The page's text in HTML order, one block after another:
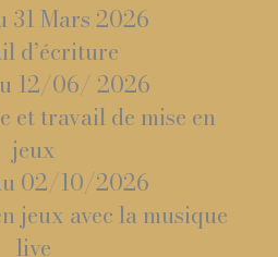
31 Mars 2026
d’écriture
12/06/ 2026
et travail de mise en
jeux
02/10/2026
jeux avec la musique
live